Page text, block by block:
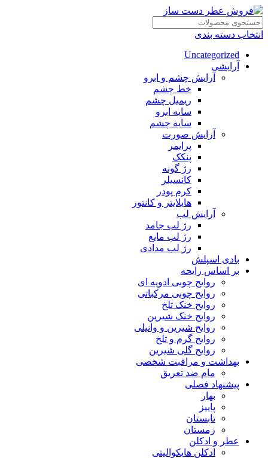
انتخاب دسته بندی
Uncategorized
آرایشی
آرایش چشم و ابرو
خط چشم
ریمیل چشم
سایه ابرو
سایه چشم
آرایش صورت
پرایمر
پنکک
رژ گونه
کانسیلر
کرم پودر
هایلایتر و کانتور
آرایش لب
رژ لب جامد
رژ لب مایع
رژ لب مدادی
بادی اسپلش
بر اساس رایحه
روایح چوبی ادویه ای
روایح چوبی مرکباتی
روایح خنک تلخ
روایح خنک شیرین
روایح شیرین و وانیلی
روایح گرم و تلخ
روایح گلی شیرین
بهداشت و مراقبت شخصی
مام ضد تعریق
پیشنهاد فصلی
بهار
پاییز
تابستان
زمستان
عطر و ادکلن
ادکلن هایکوالیتی